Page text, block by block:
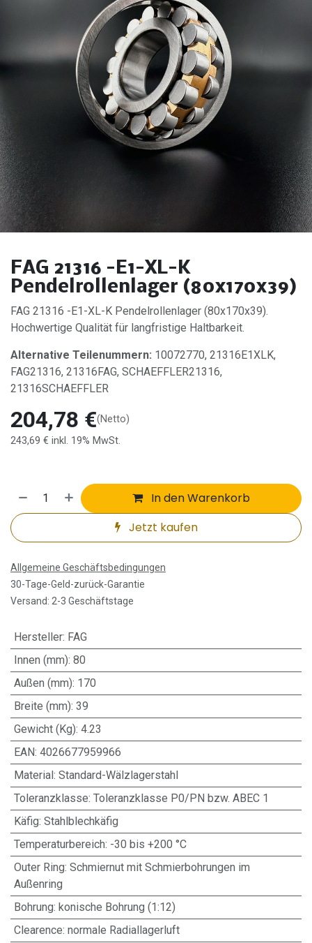
FAG 21316 -E1-XL-K
Pendelrollenlager (80x170x39)
FAG 21316 -E1-XL-K Pendelrollenlager (80x170x39).
Hochwertige Qualität für langfristige Haltbarkeit.
Alternative Teilenummern: 10072770, 21316E1XLK,
FAG21316, 21316FAG, SCHAEFFLER21316,
21316SCHAEFFLER
204,78 €(Netto)
243,69 € inkl. 19% MwSt.
In den Warenkorb
Jetzt kaufen
Allgemeine Geschäftsbedingungen
30-Tage-Geld-zurück-Garantie
Versand: 2-3 Geschäftstage
Hersteller: FAG
Innen (mm): 80
Außen (mm): 170
Breite (mm): 39
Gewicht (Kg): 4.23
EAN: 4026677959966
Material: Standard-Wälzlagerstahl
Toleranzklasse: Toleranzklasse P0/PN bzw. ABEC 1
Käfig: Stahlblechkäfig
Temperaturbereich: -30 bis +200 °C
Outer Ring: Schmiernut mit Schmierbohrungen im
Außenring
Bohrung: konische Bohrung (1:12)
Clearence: normale Radiallagerluft